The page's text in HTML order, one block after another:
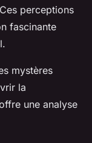
perceptions
fascinante
mystères
la
une analyse